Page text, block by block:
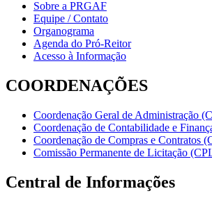
Sobre a PRGAF
Equipe / Contato
Organograma
Agenda do Pró-Reitor
Acesso à Informação
COORDENAÇÕES
Coordenação Geral de Administração
Coordenação de Contabilidade e
Coordenação de Compras e Contratos
Comissão Permanente de Licitação
Central de Informações